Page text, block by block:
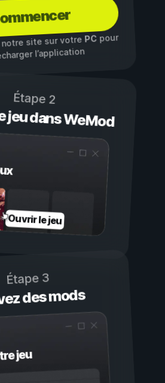
notre site sur votre PCpour
l’application
Étape 2
jeu dans WeMod
Ouvrir le jeu
Étape 3
des mods
jeu